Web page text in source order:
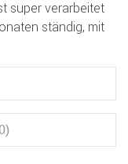
super verarbeitet
ständig, mit